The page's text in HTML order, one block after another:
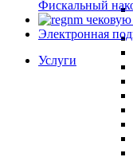
Фискальный
Электронная
Услуги